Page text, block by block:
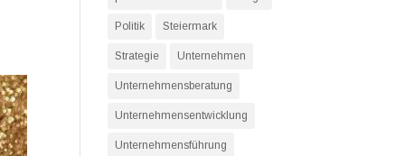
Politik Steiermark
Strategie Unternehmen
Unternehmensberatung
Unternehmensentwicklung
Unternehmensführung